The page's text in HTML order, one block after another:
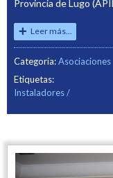
Provincia de Lugo
Leer más...
Categoría:Asociaciones
Etiquetas:
Instaladores